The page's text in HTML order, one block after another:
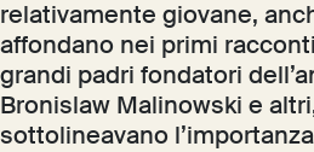
relativamente giovane,
affondano nei primi
grandi padri fondatori
Bronislaw Malinowski e
sottolineavano